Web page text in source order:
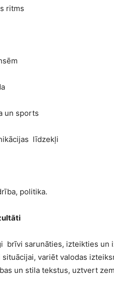
ritms
un sports
līdzekļi
politika.
brīvi sarunāties, izteikties un
variēt valodas
un stila tekstus, uztvert